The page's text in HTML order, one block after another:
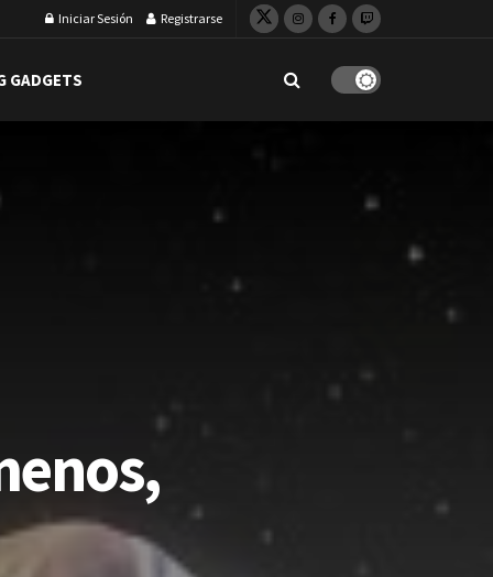
Iniciar Sesión Registrarse
GADGETS